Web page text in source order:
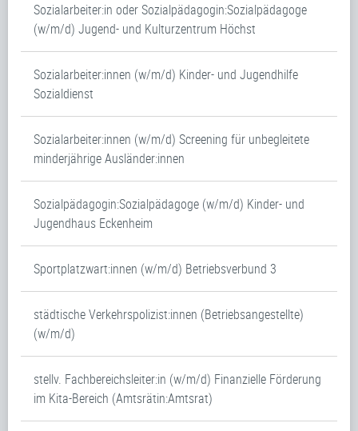
Sozialarbeiter:in oder Sozialpädagogin:Sozialpädagoge
(w/m/d) Jugend- und Kulturzentrum Höchst
Sozialarbeiter:innen (w/m/d) Kinder- und Jugendhilfe
Sozialdienst
Sozialarbeiter:innen (w/m/d) Screening für unbegleitete
minderjährige Ausländer:innen
Sozialpädagogin:Sozialpädagoge (w/m/d) Kinder- und
Jugendhaus Eckenheim
Sportplatzwart:innen (w/m/d) Betriebsverbund 3
städtische Verkehrspolizist:innen (Betriebsangestellte)
(w/m/d)
stellv. Fachbereichsleiter:in (w/m/d) Finanzielle Förderung
im Kita-Bereich (Amtsrätin:Amtsrat)